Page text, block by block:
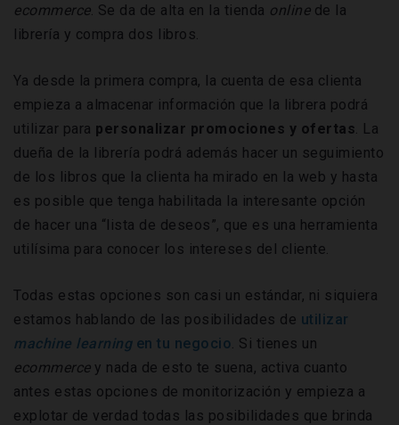
ecommerce. Se da de alta en la tienda online de la
librería y compra dos libros.
Ya desde la primera compra, la cuenta de esa clienta
empieza a almacenar información que la librera podrá
utilizar para personalizar promociones y ofertas. La
dueña de la librería podrá además hacer un seguimiento
de los libros que la clienta ha mirado en la web y hasta
es posible que tenga habilitada la interesante opción
de hacer una “lista de deseos”, que es una herramienta
utilísima para conocer los intereses del cliente.
Todas estas opciones son casi un estándar, ni siquiera
estamos hablando de las posibilidades de utilizar
machine learning en tu negocio. Si tienes un
ecommerce y nada de esto te suena, activa cuanto
antes estas opciones de monitorización y empieza a
explotar de verdad todas las posibilidades que brinda